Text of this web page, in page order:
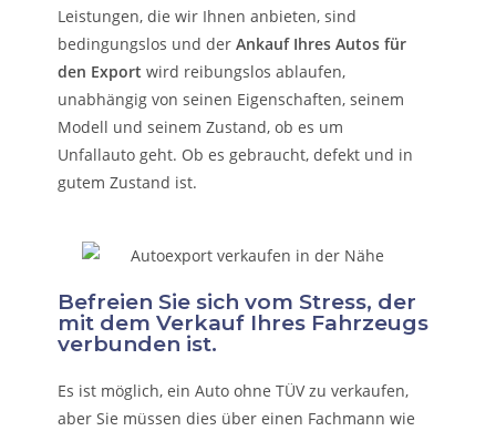
Leistungen, die wir Ihnen anbieten, sind
bedingungslos und derAnkauf Ihres Autos für
den Export wird reibungslos ablaufen,
unabhängig von seinen Eigenschaften, seinem
Modell und seinem Zustand, ob es um
Unfallauto geht. Ob es gebraucht, defekt und in
gutem Zustand ist.
Befreien Sie sich vom Stress, der
mit dem Verkauf Ihres Fahrzeugs
verbunden ist.
Es ist möglich, ein Auto ohne TÜV zu verkaufen,
aber Sie müssen dies über einen Fachmann wie